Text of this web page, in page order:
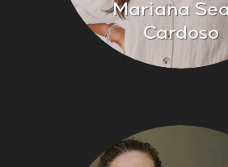
Mariana
Cardoso